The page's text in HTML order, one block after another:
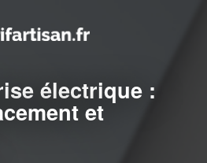
électrique :
et